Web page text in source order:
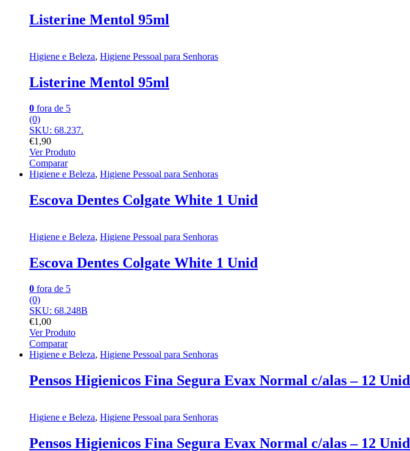
Listerine Mentol 95ml
Higiene e Beleza, Higiene Pessoal para Senhoras
Listerine Mentol 95ml
0 fora de 5
(0)
SKU: 68.237.
€1,90
Ver Produto
Comparar
Higiene e Beleza, Higiene Pessoal para Senhoras
Escova Dentes Colgate White 1 Unid
Higiene e Beleza, Higiene Pessoal para Senhoras
Escova Dentes Colgate White 1 Unid
0 fora de 5
(0)
SKU: 68.248B
€1,00
Ver Produto
Comparar
Higiene e Beleza, Higiene Pessoal para Senhoras
Pensos Higienicos Fina Segura Evax Normal c/alas – 12 Unid
Higiene e Beleza, Higiene Pessoal para Senhoras
Pensos Higienicos Fina Segura Evax Normal c/alas – 12 Unid